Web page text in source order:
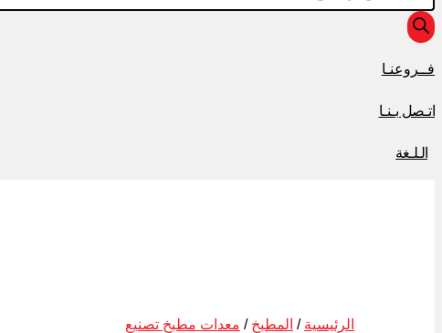
فــروعنـا
اتـصل بـنـا
الـلـغة
الرئيسية / المطبخ / معدات مطبخ تصنيع